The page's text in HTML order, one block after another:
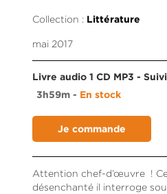
Collection : Littérature
mai 2017
Livre audio 1 CD MP3 -
3h59m En stock
Attention chef-d’œuvre !
désenchanté il interroge